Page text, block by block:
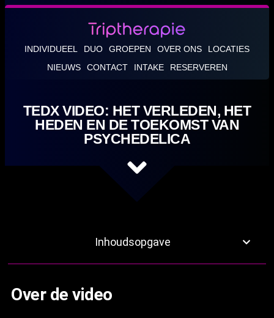
INDIVIDUEEL DUO GROEPEN OVER ONS
LOCATIES
NIEUWS
CONTACT INTAKE RESERVEREN
TEDX VIDEO: HET VERLEDEN, HET
HEDEN EN DE TOEKOMST VAN
PSYCHEDELICA
Inhoudsopgave
Over de video